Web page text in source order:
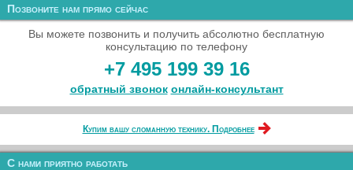
Позвоните нам прямо сейчас
Вы можете позвонить и получить абсолютно бесплатную
консультацию по телефону
+7 495 199 39 16
обратный звонок онлайн‑консультант
Купим вашу сломанную технику. Подробнее
С нами приятно работать